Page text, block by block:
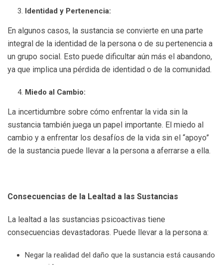
Identidad y Pertenencia:
En algunos casos, la sustancia se convierte en una parte
integral de la identidad de la persona o de su pertenencia a
un grupo social. Esto puede dificultar aún más el abandono,
ya que implica una pérdida de identidad o de la comunidad.
Miedo al Cambio:
La incertidumbre sobre cómo enfrentar la vida sin la
sustancia también juega un papel importante. El miedo al
cambio y a enfrentar los desafíos de la vida sin el “apoyo”
de la sustancia puede llevar a la persona a aferrarse a ella.
Consecuencias de la Lealtad a las Sustancias
La lealtad a las sustancias psicoactivas tiene
consecuencias devastadoras. Puede llevar a la persona a:
Negar la realidad del daño que la sustancia está causando